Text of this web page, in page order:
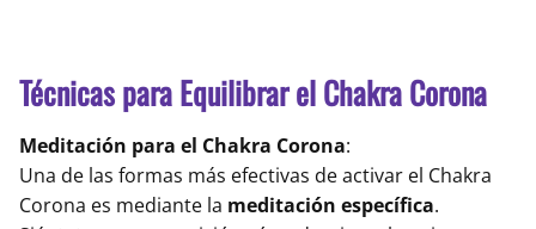
Técnicas para Equilibrar el Chakra Corona
Meditación para el Chakra Corona:
Una de las formas más efectivas de activar el Chakra
Corona es mediante la meditación específica.